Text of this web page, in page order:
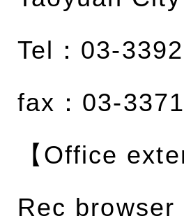
Tel：03-
fax：03-
【Office
Rec browser